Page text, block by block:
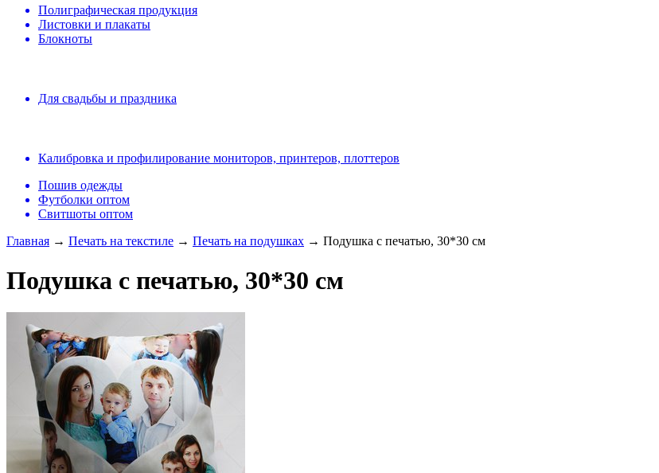
Полиграфическая продукция
Листовки и плакаты
Блокноты
Для свадьбы и праздника
Калибровка и профилирование мониторов, принтеров, плоттеров
Пошив одежды
Футболки оптом
Свитшоты оптом
Главная → Печать на текстиле → Печать на подушках → Подушка с печатью, 30*30 см
Подушка с печатью, 30*30 см